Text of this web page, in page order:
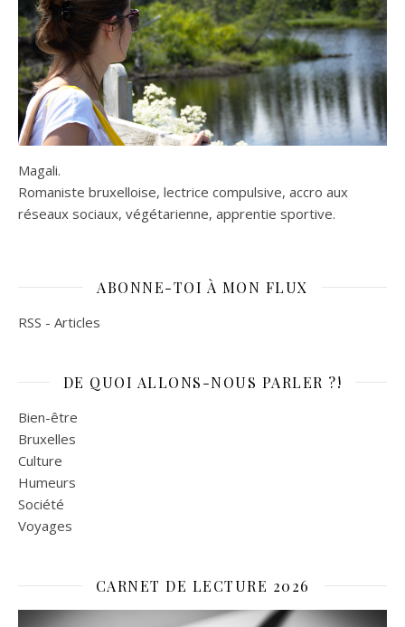
Magali.
Romaniste bruxelloise, lectrice compulsive, accro aux
réseaux sociaux, végétarienne, apprentie sportive.
ABONNE-TOI À MON FLUX
RSS - Articles
DE QUOI ALLONS-NOUS PARLER ?!
Bien-être
Bruxelles
Culture
Humeurs
Société
Voyages
CARNET DE LECTURE 2026